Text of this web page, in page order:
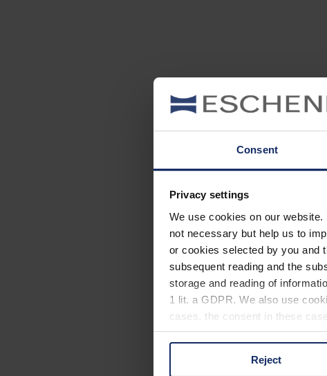
Consent
Privacy settings
We use cookies on our
not necessary but help us to
or cookies selected by you and
subsequent reading and the
storage and reading of
1 lit. a GDPR. We also use
cases, the consent in these
You can consent to the use of
Reject